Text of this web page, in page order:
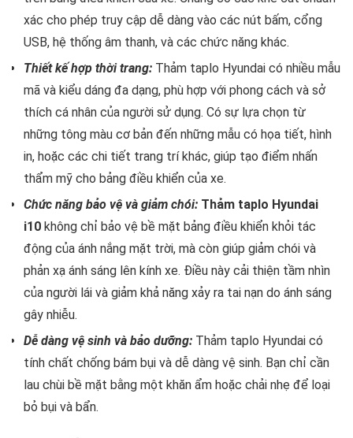
xác cho phép truy cập dễ dàng vào các nút bấm, cổng
USB, hệ thống âm thanh, và các chức năng khác.
Thiết kế hợp thời trang: Thảm taplo Hyundai có nhiều mẫu
mã và kiểu dáng đa dạng, phù hợp với phong cách và sở
thích cá nhân của người sử dụng. Có sự lựa chọn từ
những tông màu cơ bản đến những mẫu có họa tiết, hình
in, hoặc các chi tiết trang trí khác, giúp tạo điểm nhấn
thẩm mỹ cho bảng điều khiển của xe.
Chức năng bảo vệ và giảm chói: Thảm taplo Hyundai
i10 không chỉ bảo vệ bề mặt bảng điều khiển khỏi tác
động của ánh nắng mặt trời, mà còn giúp giảm chói và
phản xạ ánh sáng lên kính xe. Điều này cải thiện tầm nhìn
của người lái và giảm khả năng xảy ra tai nạn do ánh sáng
gây nhiễu.
Dễ dàng vệ sinh và bảo dưỡng: Thảm taplo Hyundai có
tính chất chống bám bụi và dễ dàng vệ sinh. Bạn chỉ cần
lau chùi bề mặt bằng một khăn ẩm hoặc chải nhẹ để loại
bỏ bụi và bẩn.